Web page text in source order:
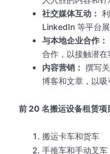
社交媒体互动：
LinkedIn 等平台
与本地企业合作：
合作，以接触潜在
内容营销： 撰写
博客和文章，以吸
前 20 名搬运设备租赁项
搬运卡车和货车
手推车和手动叉车